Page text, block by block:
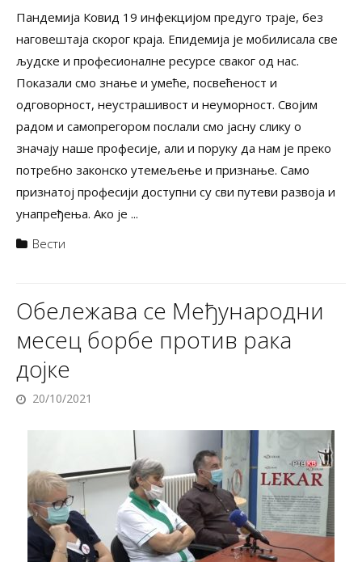
Пандемија Ковид 19 инфекцијом предуго траје, без
наговештаја скорог краја. Епидемија је мобилисала све
људске и професионалне ресурсе сваког од нас.
Показали смо знање и умеће, посвећеност и
одговорност, неустрашивост и неуморност. Својим
радом и самопрегором послали смо јасну слику о
значају наше професије, али и поруку да нам је преко
потребно законско утемељење и признање. Само
признатој професији доступни су сви путеви развоја и
унапређења. Ако је ...
Вести
Обележава се Међународни
месец борбе против рака
дојке
20/10/2021